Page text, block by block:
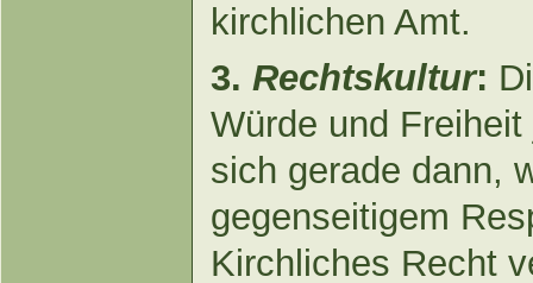
kirchlichen Amt.
3. Rechtskultur:
Würde und
sich gerade dann,
gegenseitigem
Kirchliches Recht